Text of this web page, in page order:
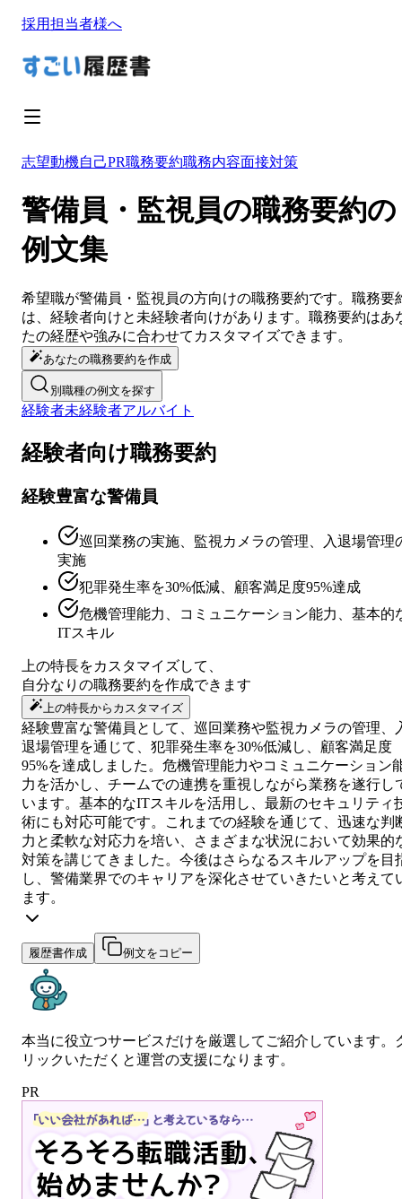
採用担当者様へ
志望動機自己PR職務要約職務内容面接対策
警備員・監視員の職務要約の
例文集
希望職が警備員・監視員の方向けの職務要約です。 職務要
は、経験者向けと未経験者向けがあります。 職務要約はあ
たの経歴や強みに合わせてカスタマイズできます。
あなたの職務要約を作成
別職種の例文を探す
経験者未経験者アルバイト
経験者向け職務要約
経験豊富な警備員
巡回業務の実施、監視カメラの管理、入退場管理
実施
犯罪発生率を30%低減、顧客満足度95%達成
危機管理能力、コミュニケーション能力、基本的
ITスキル
上の特長をカスタマイズして、
自分なりの職務要約を作成できます
上の特長からカスタマイズ
経験豊富な警備員として、巡回業務や監視カメラの管理、
退場管理を通じて、犯罪発生率を30%低減し、顧客満足度
95%を達成しました。危機管理能力やコミュニケーション
力を活かし、チームでの連携を重視しながら業務を遂行し
います。基本的なITスキルを活用し、最新のセキュリティ
術にも対応可能です。これまでの経験を通じて、迅速な判
力と柔軟な対応力を培い、さまざまな状況において効果的
対策を講じてきました。今後はさらなるスキルアップを目
し、警備業界でのキャリアを深化させていきたいと考えて
ます。
履歴書作成 例文をコピー
本当に役立つサービスだけを厳選してご紹介しています。
リックいただくと運営の支援になります。
PR